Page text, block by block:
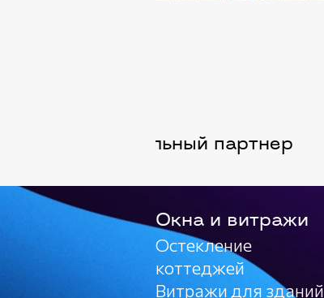
официальный партнер
Окна и витражи
Остекление
коттеджей
Витражи для зданий